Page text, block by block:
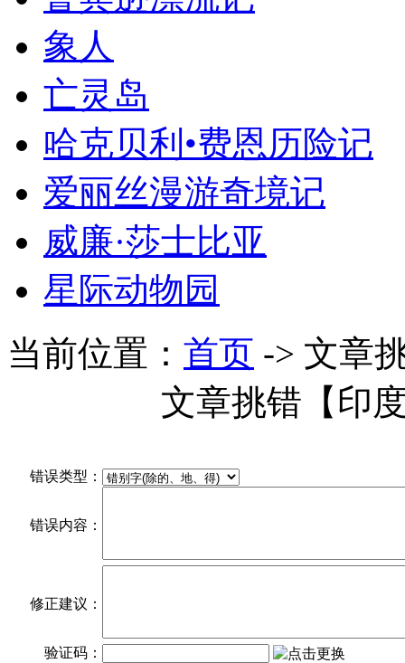
象人
亡灵岛
哈克贝利•费恩历险记
爱丽丝漫游奇境记
威廉·莎士比亚
星际动物园
当前位置： 首页 -> 文章
文章挑错【印
错误类型：
错误内容：
修正建议：
验证码：